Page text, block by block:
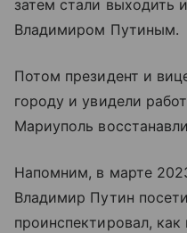
затем стали выходить
Владимиром Путиным.
Потом президент и
городу и увидели
Мариуполь
Напомним, в марте
Владимир Путин
проинспектировал, как